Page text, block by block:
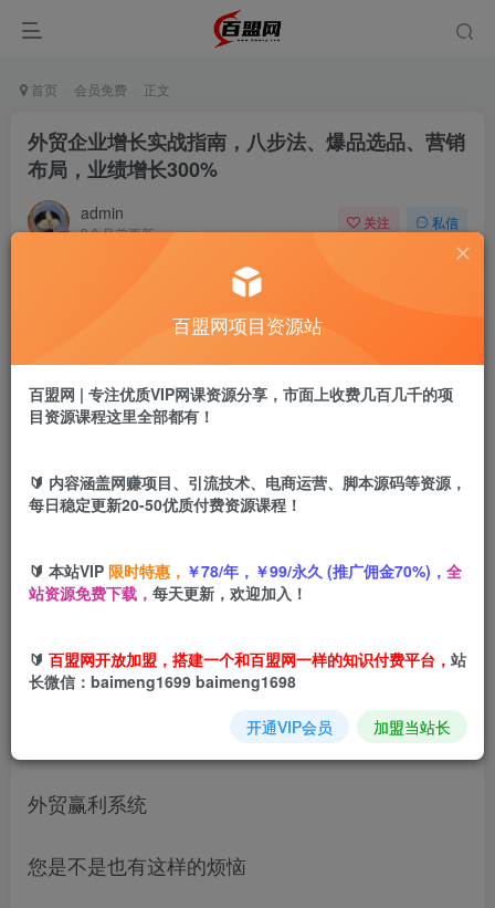
首页 会员免费 正文
外贸企业增长实战指南，八步法、爆品选品、营销
布局，业绩增长300%
admin
9个月前更新
关注 私信
盟币 9.9
立即购买
业文化打造构建企业体系，帮助企业拉伸业绩
外贸赢利系统
您是不是也有这样的烦恼
百盟网项目资源站
百盟网 | 专注优质VIP网课资源分享，市面上收费几百几千的项
目资源课程这里全部都有！
🔰 内容涵盖网赚项目、引流技术、电商运营、脚本源码等资源，
每日稳定更新20-50优质付费资源课程！
🔰 本站VIP 限时特惠， ￥78/年，￥99/永久 (推广佣金70%)， 全
站资源免费下载， 每天更新，欢迎加入！
🔰 百盟网开放加盟，搭建一个和百盟网一样的知识付费平台， 站
长微信：baimeng1699 baimeng1698
开通VIP会员 加盟当站长